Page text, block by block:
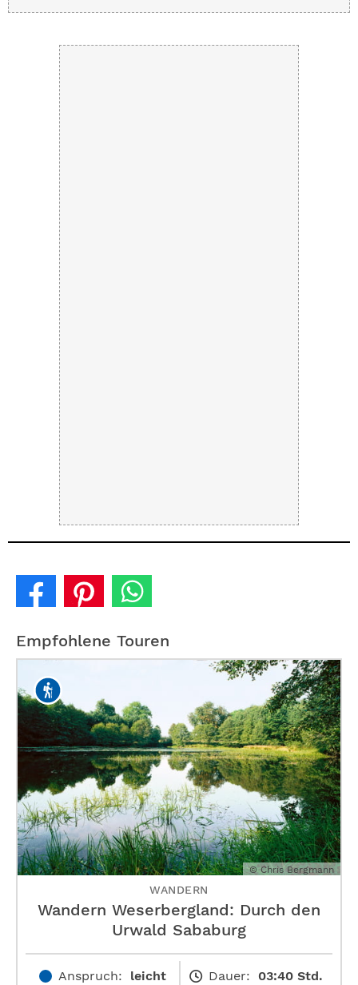
Empfohlene Touren
© Chris Bergmann
WANDERN
Wandern Weserbergland: Durch den
Urwald Sababurg
Anspruch: leicht Dauer: 03:40 Std.